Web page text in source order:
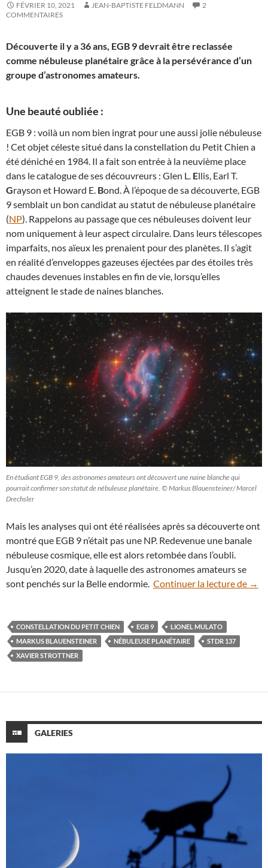
FÉVRIER 10, 2021 JEAN-BAPTISTE FELDMANN
2
COMMENTAIRES
Découverte il y a 36 ans, EGB 9 devrait être reclassée
comme nébuleuse planétaire grâce à la persévérance d’un
groupe d’astronomes amateurs.
Une beauté oubliée :
EGB 9 : voilà un nom bien ingrat pour une aussi jolie nébuleuse
! Cet objet céleste situé dans la constellation du Petit Chien a
été déniché en 1984. Il a fait son entrée à la neuvième place
dans le catalogue de ses découvreurs : Glen L. Ellis, Earl T.
Grayson et Howard E. Bond. À l’époque de sa découverte, EGB
9 semblait un bon candidat au statut de nébuleuse planétaire
(NP). Rappelons au passage que ces nébuleuses doivent leur
nom uniquement à leur aspect circulaire. Dans leurs télescopes
imparfaits, nos aïeux les prenaient pour des planètes. Il s’agit
en réalité d’enveloppes gazeuses éjectées par des étoiles très
chaudes devenues instables en fin de vie, lorsqu’elles
atteignent le stade de naines blanches.
En étudiant EGB 9, des astronomes amateurs ont découvert une naine blanche qui
pourrait confirmer son statut de nébuleuse planétaire. © Markus Blauensteiner/ Marcel
Drechsler
Mais les analyses qui ont été réalisées après sa découverte ont
montré que EGB 9 n’était pas une NP. Redevenue une banale
nébuleuse cosmique, elle est alors retombée dans l’oubli.
Jusqu’en 2020, date à laquelle des astronomes amateurs se
sont penchés sur la Belle endormie. Continuer la lecture de La
→
CONSTELLATION DU PETIT CHIEN EGB 9
LIONEL MULATO
MARKUS BLAUENSTEINER
NÉBULEUSE PLANÉTAIRE
STDR 137
XAVIER STROTTNER
GALERIES